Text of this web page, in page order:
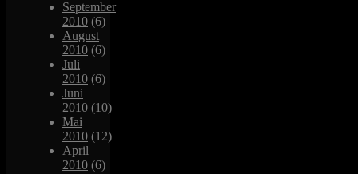
September
2010 (6)
August
2010 (6)
Juli
2010 (6)
Juni
2010 (10)
Mai
2010 (12)
April
2010 (6)